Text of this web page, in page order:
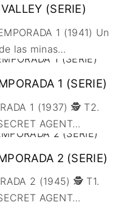
🇲🇽 MÉXICO
🇺🇾 URUGUAY
🇧🇪 BÉLGICA
🇪🇸 ESPAÑA
🇫🇷 FRANCIA
🇮🇹 ITALIA
🇬🇧 REINO UNIDO
🇷🇸 SERBIA​
(SERIE)
1 (1941) Un
las minas…
1 (SERIE)
1 (1937) 🕵️ T2.
AGENT…
2 (SERIE)
2 (1945) 🕵️ T1.
AGENT…